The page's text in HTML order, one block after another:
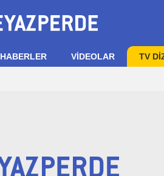
HABERLER VIDEOLAR TV